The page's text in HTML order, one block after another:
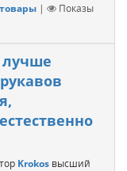
|
Показы
лучше
Krokos высший